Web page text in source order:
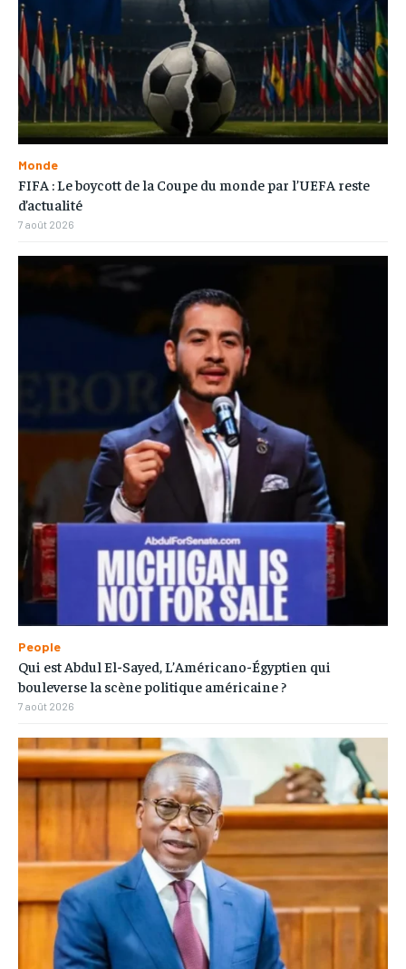
Monde
FIFA : Le boycott de la Coupe du monde par l’UEFA reste
d’actualité
7 août 2026
People
Qui est Abdul El-Sayed, L’Américano-Égyptien qui
bouleverse la scène politique américaine ?
7 août 2026